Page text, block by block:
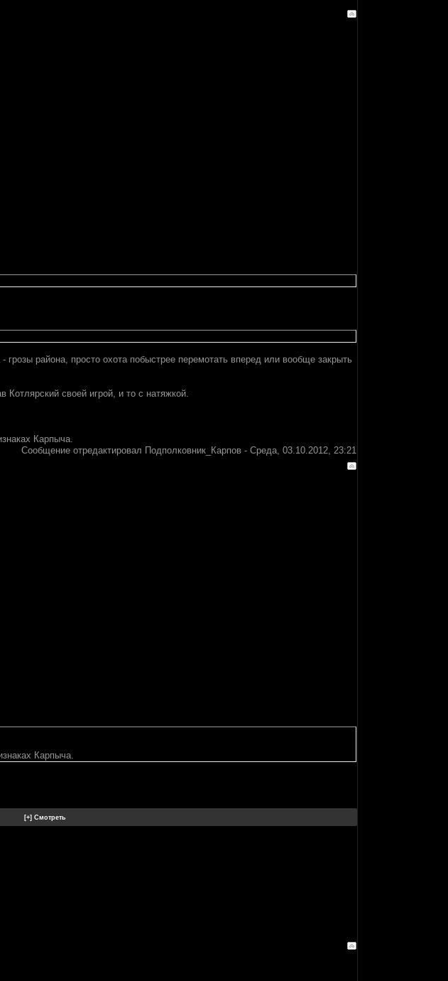
района, просто охота побыстрее перемотать вперед или вообще закрыть
Котлярский своей игрой, и то с натяжкой.
Карпыча.
Сообщение отредактировал Подполковник_Карпов - Среда, 03.10.2012, 23:21
Карпыча.